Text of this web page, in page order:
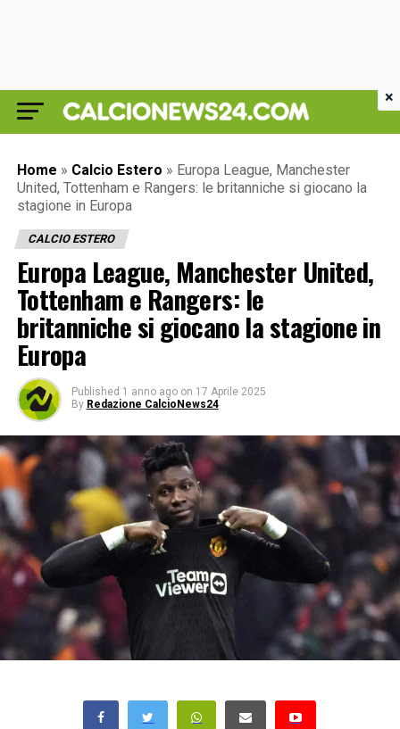
Home » Calcio Estero » Europa League, Manchester
United, Tottenham e Rangers: le britanniche si giocano la
stagione in Europa
CALCIO ESTERO
Europa League, Manchester United,
Tottenham e Rangers: le
britanniche si giocano la stagione in
Europa
Published 1 anno ago on 17 Aprile 2025
By Redazione CalcioNews24
×